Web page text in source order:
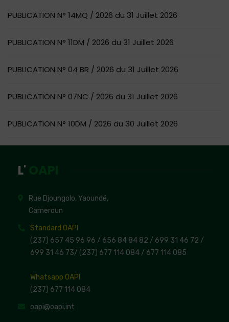
PUBLICATION N° 14MQ / 2026 du 31 Juillet 2026
PUBLICATION N° 11DM / 2026 du 31 Juillet 2026
PUBLICATION N° 04 BR / 2026 du 31 Juillet 2026
PUBLICATION N° 07NC / 2026 du 31 Juillet 2026
PUBLICATION N° 10DM / 2026 du 30 Juillet 2026
L'
Rue Djoungolo, Yaoundé,
Cameroun
Standard OAPI
(237) 657 45 96 96 / 656 84 84 82 / 699 31 46 72 /
699 31 46 73/ (237) 677 114 084 / 677 114 085
Whatsapp OAPI
(237) 677 114 084
oapi@oapi.int